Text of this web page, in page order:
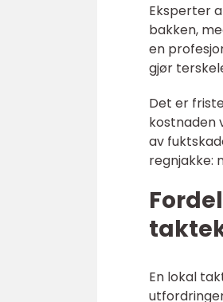
Eksperter
bakken,
en
gjør
Det er
kostnaden
av
regnjakke:
En lokal